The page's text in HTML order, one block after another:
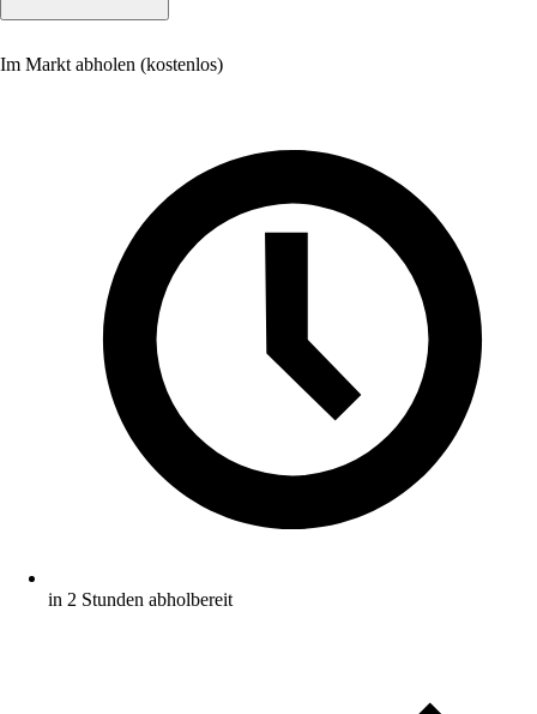
Im Markt abholen (kostenlos)
in 2 Stunden abholbereit